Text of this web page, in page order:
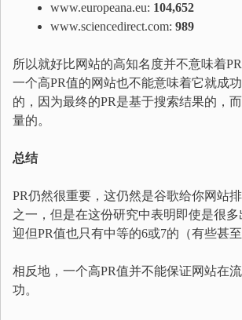
www.europeana.eu: 104,652
www.sciencedirect.com: 989
所以就好比网站的高知名度并不意味着
一个高PR值的网站也不能意味着它就成
的，因为最终的PR是基于搜索结果的，
量的。
总结
PR仍然很重要，这仍然是谷歌给你网站
之一，但是在这份研究中表明即使是很
迎但PR值也只有中等的6或7的（有些甚至
相反地，一个高PR值并不能保证网站在
功。